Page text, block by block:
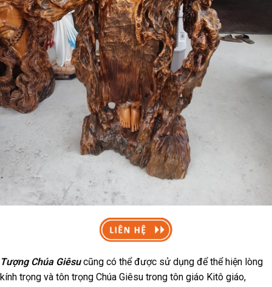
Tượng Chúa Giêsucũng có thể được sử dụng để thể hiện lòng
kính trọng và tôn trọng Chúa Giêsu trong tôn giáo Kitô giáo,